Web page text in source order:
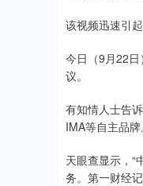
该视频迅速引
今日（9月22
议。
有知情人士告
IMA等自主品牌
天眼查显示，“
务。第一财经